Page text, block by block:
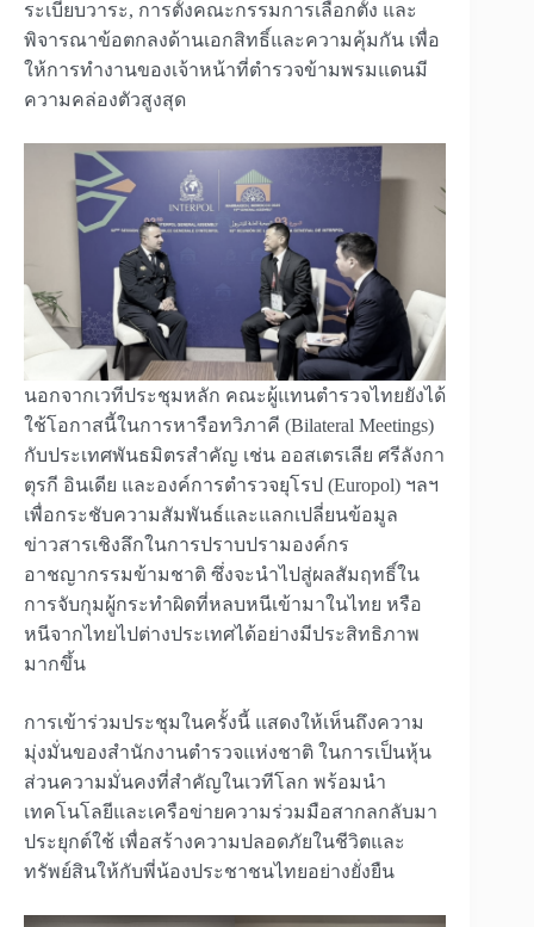
ระเบียบวาระ, การตั้งคณะกรรมการเลือกตั้ง และ
พิจารณาข้อตกลงด้านเอกสิทธิ์และความคุ้มกัน เพื่อ
ให้การทำงานของเจ้าหน้าที่ตำรวจข้ามพรมแดนมี
ความคล่องตัวสูงสุด
นอกจากเวทีประชุมหลัก คณะผู้แทนตำรวจไทยยังได้
ใช้โอกาสนี้ในการหารือทวิภาคี (Bilateral Meetings)
กับประเทศพันธมิตรสำคัญ เช่น ออสเตรเลีย ศรีลังกา
ตุรกี อินเดีย และองค์การตำรวจยุโรป (Europol) ฯลฯ
เพื่อกระชับความสัมพันธ์และแลกเปลี่ยนข้อมูล
ข่าวสารเชิงลึกในการปราบปรามองค์กร
อาชญากรรมข้ามชาติ ซึ่งจะนำไปสู่ผลสัมฤทธิ์ใน
การจับกุมผู้กระทำผิดที่หลบหนีเข้ามาในไทย หรือ
หนีจากไทยไปต่างประเทศได้อย่างมีประสิทธิภาพ
มากขึ้น
การเข้าร่วมประชุมในครั้งนี้ แสดงให้เห็นถึงความ
มุ่งมั่นของสำนักงานตำรวจแห่งชาติ ในการเป็นหุ้น
ส่วนความมั่นคงที่สำคัญในเวทีโลก พร้อมนำ
เทคโนโลยีและเครือข่ายความร่วมมือสากลกลับมา
ประยุกต์ใช้ เพื่อสร้างความปลอดภัยในชีวิตและ
ทรัพย์สินให้กับพี่น้องประชาชนไทยอย่างยั่งยืน